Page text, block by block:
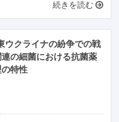
続きを読む
ウクライナの紛争での戦
の細菌における抗菌薬
特性